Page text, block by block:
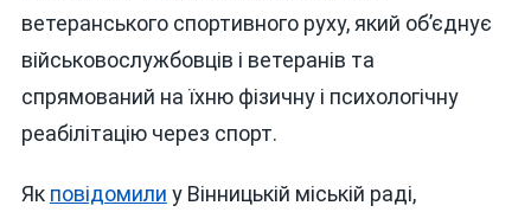
В
Румунії
ветеранського спортивного руху, який об’єднує
військовослужбовців і ветеранів та
спрямований на їхню фізичну і психологічну
реабілітацію через спорт.
Як повідомили у Вінницькій міській раді,